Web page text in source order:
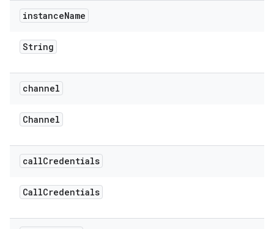
instanceName
String
channel
Channel
callCredentials
CallCredentials